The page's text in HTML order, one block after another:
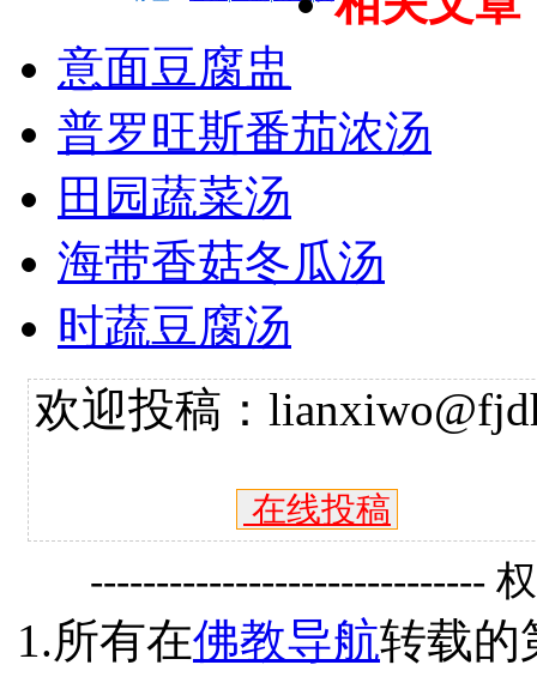
意面豆腐盅
普罗旺斯番茄浓汤
田园蔬菜汤
海带香菇冬瓜汤
时蔬豆腐汤
欢迎投稿：
在线投稿
------------------------------
1.所有在佛教导航转载的